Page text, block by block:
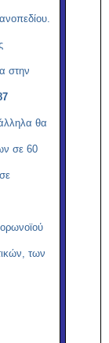
στην
θα
σε 60
των